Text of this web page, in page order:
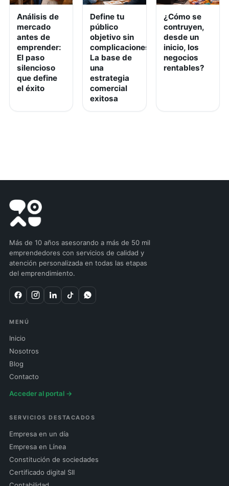
Análisis de
mercado
antes de
emprender:
El paso
silencioso
que define
el éxito
Define tu
público
objetivo sin
complicaciones:
La base de
una
estrategia
comercial
exitosa
¿Cómo se
contruyen,
desde un
inicio, los
negocios
rentables?
Más de 10 años asesorando a más de 50 mil
emprendedores con servicios de calidad y
atención personalizada en todas las etapas
del emprendimiento.
MENÚ
Inicio
Nosotros
Blog
Contacto
Acceder al portal →
SERVICIOS DESTACADOS
Empresa en un día
Empresa en Línea
Constitución de sociedades
Certificado digital SII